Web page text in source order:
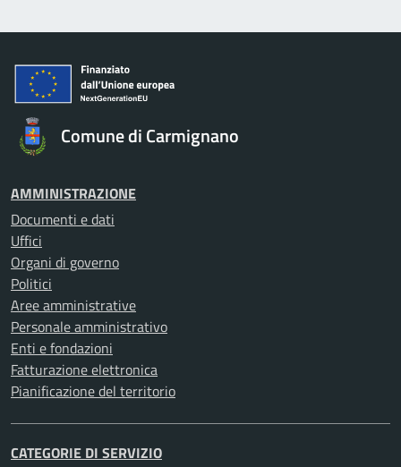
Comune di Carmignano
AMMINISTRAZIONE
Documenti e dati
Uffici
Organi di governo
Politici
Aree amministrative
Personale amministrativo
Enti e fondazioni
Fatturazione elettronica
Pianificazione del territorio
CATEGORIE DI SERVIZIO